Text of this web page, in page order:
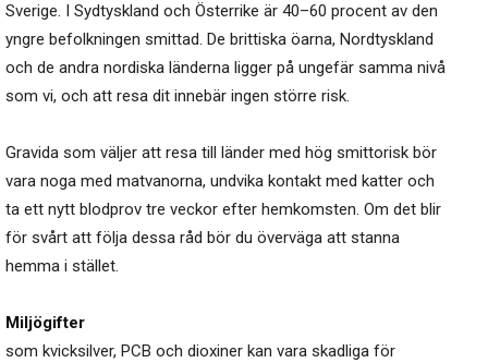
Sverige. I Sydtyskland och Österrike är 40–60 procent av den
yngre befolkningen smittad. De brittiska öarna, Nordtyskland
och de andra nordiska länderna ligger på ungefär samma nivå
som vi, och att resa dit innebär ingen större risk.
Gravida som väljer att resa till länder med hög smittorisk bör
vara noga med matvanorna, undvika kontakt med katter och
ta ett nytt blodprov tre veckor efter hemkomsten. Om det blir
för svårt att följa dessa råd bör du överväga att stanna
hemma i stället.
Miljögifter
som kvicksilver, PCB och dioxiner kan vara skadliga för